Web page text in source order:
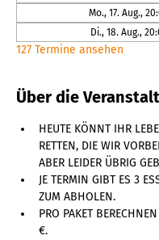
Mo., 17. Aug.,
Di., 18. Aug.,
127 Termine ansehen
Über die
HEUTE KÖNNT IHR
RETTEN, DIE WIR
ABER LEIDER ÜBRIG
JE TERMIN GIBT ES 3
ZUM ABHOLEN.
PRO PAKET
€.